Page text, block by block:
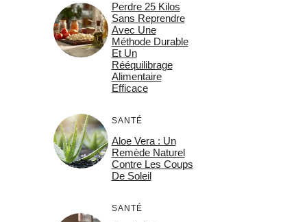
Perdre 25 Kilos
Sans Reprendre
Avec Une
Méthode Durable
Et Un
Rééquilibrage
Alimentaire
Efficace
SANTÉ
Aloe Vera : Un
Remède Naturel
Contre Les Coups
De Soleil
SANTÉ